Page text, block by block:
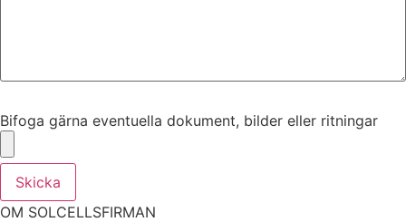
Bifoga gärna eventuella dokument, bilder eller ritningar
Skicka
OM SOLCELLSFIRMAN